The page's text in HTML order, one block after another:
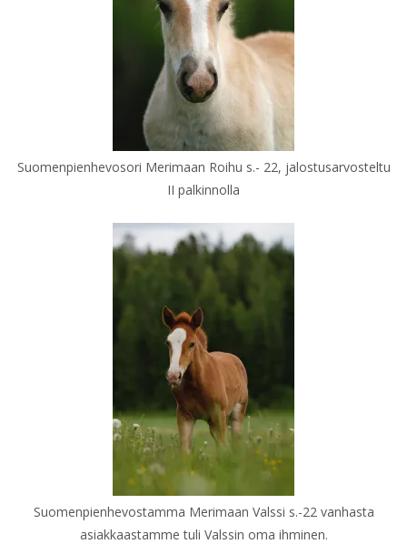
Suomenpienhevosori Merimaan Roihu s.- 22, jalostusarvosteltu
II palkinnolla
Suomenpienhevostamma Merimaan Valssi s.-22 vanhasta
asiakkaastamme tuli Valssin oma ihminen.